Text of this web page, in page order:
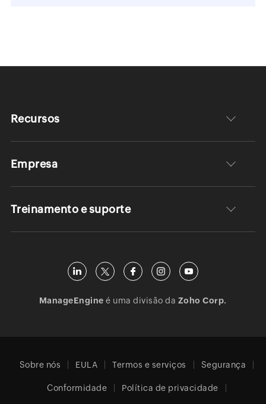
Recursos
Empresa
Treinamento e suporte
ManageEngine é uma divisão da Zoho Corp.
Sobre nós EULA Termos e serviços Segurança
Conformidade Política de privacidade